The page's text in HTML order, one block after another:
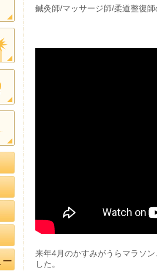
鍼灸師/マッサージ師/柔道整復師
来年4月のかすみがうらマラソ
した。
ー